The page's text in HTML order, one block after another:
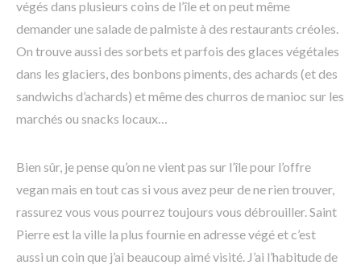
végés dans plusieurs coins de l’île et on peut même
demander une salade de palmiste à des restaurants créoles.
On trouve aussi des sorbets et parfois des glaces végétales
dans les glaciers, des bonbons piments, des achards (et des
sandwichs d’achards) et même des churros de manioc sur les
marchés ou snacks locaux…
Bien sûr, je pense qu’on ne vient pas sur l’île pour l’offre
vegan mais en tout cas si vous avez peur de ne rien trouver,
rassurez vous vous pourrez toujours vous débrouiller. Saint
Pierre est la ville la plus fournie en adresse végé et c’est
aussi un coin que j’ai beaucoup aimé visité. J’ai l’habitude de